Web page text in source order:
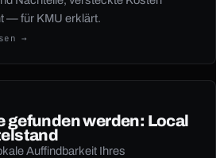
— für KMU erklärt.
→
gefunden werden: Local
Auffindbarkeit Ihres